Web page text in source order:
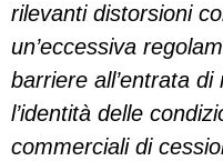
rilevanti distorsioni
un’eccessiva
barriere all’entrata
l’identità delle
commerciali di